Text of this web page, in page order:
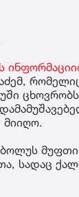
მიიღო.
სადაც